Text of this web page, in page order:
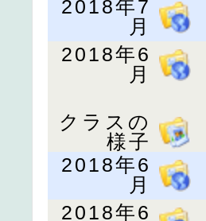
2018年7
月
2018年6
月
クラスの
様子
2018年6
月
2018年6